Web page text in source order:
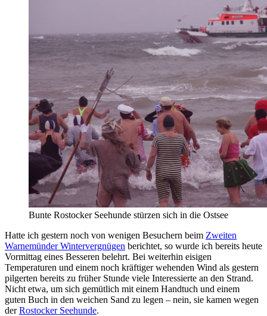
Bunte Rostocker Seehunde stürzen sich in die Ostsee
Hatte ich gestern noch von wenigen Besuchern beim Zweiten
Warnemünder Wintervergnügen berichtet, so wurde ich bereits heute
Vormittag eines Besseren belehrt. Bei weiterhin eisigen
Temperaturen und einem noch kräftiger wehenden Wind als gestern
pilgerten bereits zu früher Stunde viele Interessierte an den Strand.
Nicht etwa, um sich gemütlich mit einem Handtuch und einem
guten Buch in den weichen Sand zu legen – nein, sie kamen wegen
derRostocker Seehunde.